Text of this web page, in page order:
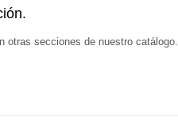
otras secciones de nuestro catálogo.